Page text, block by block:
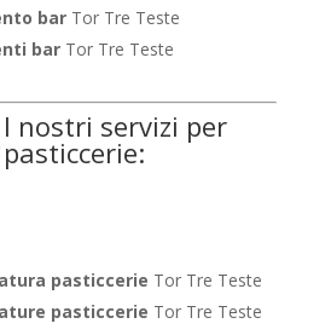
barTor Tre Teste
barTor Tre Teste
I nostri servizi per
pasticcerie:
pasticcerie Tor Tre Teste
pasticcerie Tor Tre Teste